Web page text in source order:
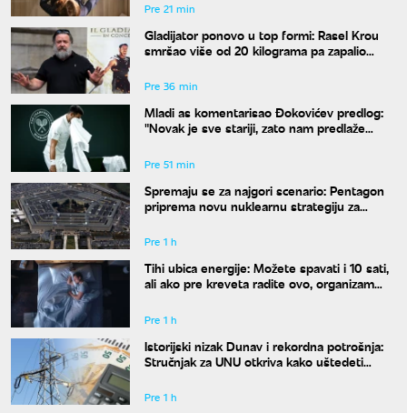
Pre 21 min
Gladijator ponovo u top formi: Rasel Krou
smršao više od 20 kilograma pa zapalio
Pre 36 min
Mladi as komentarisao Đokovićev predlog:
"Novak je sve stariji, zato nam predlaže
Pre 51 min
Spremaju se za najgori scenario: Pentagon
priprema novu nuklearnu strategiju za
Pre 1 h
Tihi ubica energije: Možete spavati i 10 sati,
ali ako pre kreveta radite ovo, organizam
Pre 1 h
Istorijski nizak Dunav i rekordna potrošnja:
Stručnjak za UNU otkriva kako uštedeti
Pre 1 h